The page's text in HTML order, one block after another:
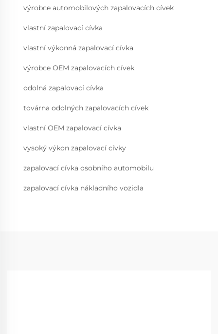
výrobce automobilových zapalovacích cívek
vlastní zapalovací cívka
vlastní výkonná zapalovací cívka
výrobce OEM zapalovacích cívek
odolná zapalovací cívka
továrna odolných zapalovacích cívek
vlastní OEM zapalovací cívka
vysoký výkon zapalovací cívky
zapalovací cívka osobního automobilu
zapalovací cívka nákladního vozidla